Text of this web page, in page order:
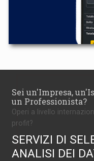
Sei un'Impresa,
un Professionista?
Operi a livello
profit?
SERVIZI DI
ANALISI DEI